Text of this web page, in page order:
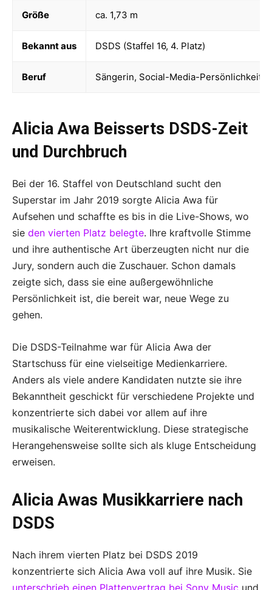
Größe ca. 1,73 m
Bekannt aus DSDS (Staffel 16, 4. Platz)
Beruf Sängerin, Social-Media-Persönlichkeit
Alicia Awa Beisserts DSDS-Zeit
und Durchbruch
Bei der 16. Staffel von Deutschland sucht den
Superstar im Jahr 2019 sorgte Alicia Awa für
Aufsehen und schaffte es bis in die Live-Shows, wo
sie den vierten Platz belegte. Ihre kraftvolle Stimme
und ihre authentische Art überzeugten nicht nur die
Jury, sondern auch die Zuschauer. Schon damals
zeigte sich, dass sie eine außergewöhnliche
Persönlichkeit ist, die bereit war, neue Wege zu
gehen.
Die DSDS-Teilnahme war für Alicia Awa der
Startschuss für eine vielseitige Medienkarriere.
Anders als viele andere Kandidaten nutzte sie ihre
Bekanntheit geschickt für verschiedene Projekte und
konzentrierte sich dabei vor allem auf ihre
musikalische Weiterentwicklung. Diese strategische
Herangehensweise sollte sich als kluge Entscheidung
erweisen.
Alicia Awas Musikkarriere nach
DSDS
Nach ihrem vierten Platz bei DSDS 2019
konzentrierte sich Alicia Awa voll auf ihre Musik. Sie
unterschrieb einen Plattenvertrag bei Sony Music und